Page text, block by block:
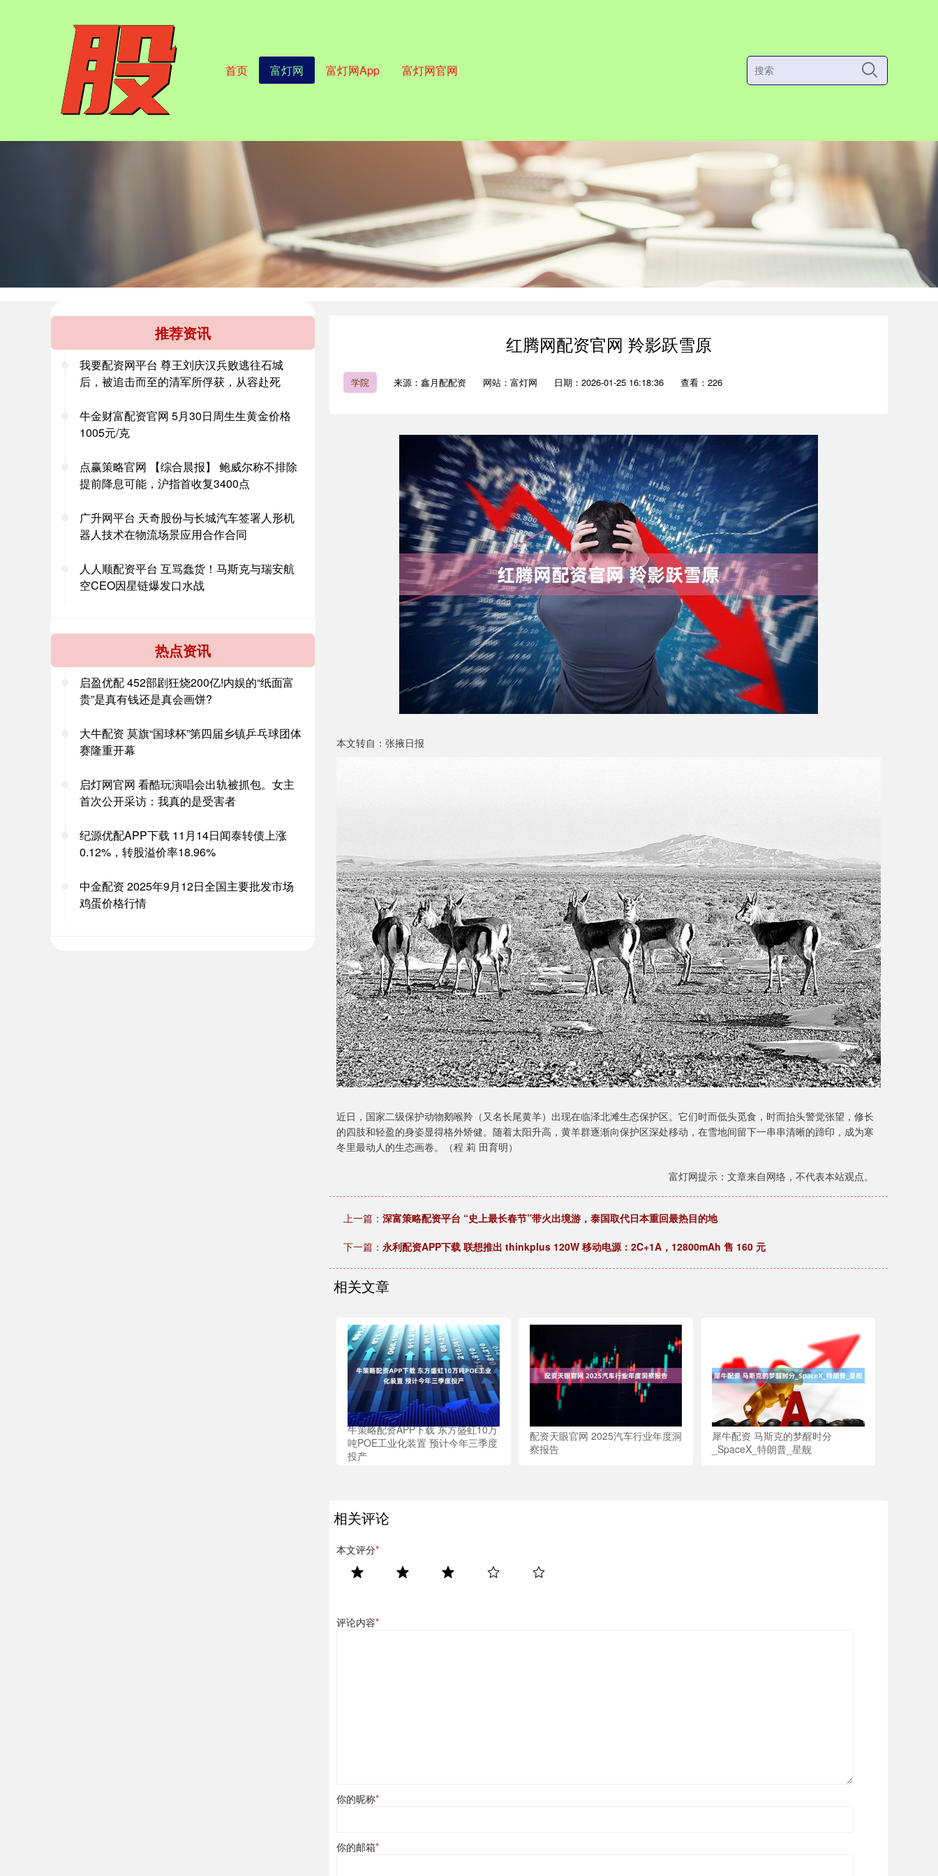
首页 富灯网 富灯网App 富灯网官网
红腾网配资官网 羚影跃雪原
学院 来源：鑫月配配资 网站：富灯网 日期：2026-01-25 16:18:36 查看：226
本文转自：张掖日报
近日，国家二级保护动物鹅喉羚（又名长尾黄羊）出现在临泽北滩生态保护区。它们时而低头觅食，时而抬头警觉张望，修长
的四肢和轻盈的身姿显得格外矫健。随着太阳升高，黄羊群逐渐向保护区深处移动，在雪地间留下一串串清晰的蹄印，成为寒
冬里最动人的生态画卷。（程 莉 田育明）
富灯网提示：文章来自网络，不代表本站观点。
上一篇： 深富策略配资平台 “史上最长春节”带火出境游，泰国取代日本重回最热目的地
下一篇： 永利配资APP下载 联想推出 thinkplus 120W 移动电源：2C+1A，12800mAh 售 160 元
相关文章
牛策略配资APP下载 东方盛虹10万
吨POE工业化装置 预计今年三季度
投产
配资天眼官网 2025汽车行业年度洞
察报告
犀牛配资 马斯克的梦醒时分
_SpaceX_特朗普_星舰
相关评论
本文评分*
评论内容*
你的昵称*
你的邮箱*
推荐资讯
我要配资网平台 尊王刘庆汉兵败逃往石城
后，被追击而至的清军所俘获，从容赴死
牛金财富配资官网 5月30日周生生黄金价格
1005元/克
点赢策略官网 【综合晨报】 鲍威尔称不排除
提前降息可能，沪指首收复3400点
广升网平台 天奇股份与长城汽车签署人形机
器人技术在物流场景应用合作合同
人人顺配资平台 互骂蠢货！马斯克与瑞安航
空CEO因星链爆发口水战
热点资讯
启盈优配 452部剧狂烧200亿!内娱的“纸面富
贵”是真有钱还是真会画饼?
大牛配资 莫旗“国球杯”第四届乡镇乒乓球团体
赛隆重开幕
启灯网官网 看酷玩演唱会出轨被抓包。女主
首次公开采访：我真的是受害者
纪源优配APP下载 11月14日闻泰转债上涨
0.12%，转股溢价率18.96%
中金配资 2025年9月12日全国主要批发市场
鸡蛋价格行情